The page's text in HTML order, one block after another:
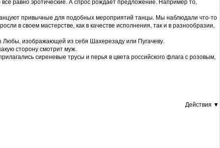
привычные для подобных мероприятий танцы. Мы наблюдали что-то
в своем мастерстве, как в качестве исполнения, так и в разнообразии,
изображающей из себя Шахерезаду или Пугачеву.
сторону смотрит муж.
сиреневые трусы и перья в цвета российского флага с розовым,
Действия ▼